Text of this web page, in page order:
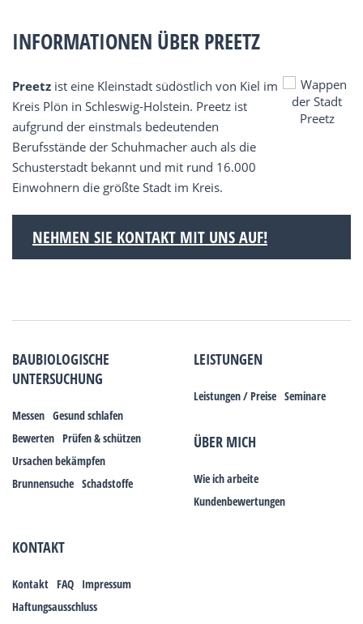
INFORMATIONEN ÜBER PREETZ
Preetz ist eine Kleinstadt südöstlich von Kiel im
Kreis Plön in Schleswig-Holstein. Preetz ist
aufgrund der einstmals bedeutenden
Berufsstände der Schuhmacher auch als die
Schusterstadt bekannt und mit rund 16.000
Einwohnern die größte Stadt im Kreis.
NEHMEN SIE KONTAKT MIT UNS AUF!
BAUBIOLOGISCHE
UNTERSUCHUNG
Messen Gesund schlafen
Bewerten Prüfen & schützen
Ursachen bekämpfen
Brunnensuche Schadstoffe
LEISTUNGEN
Leistungen / Preise Seminare
ÜBER MICH
Wie ich arbeite
Kundenbewertungen
KONTAKT
Kontakt FAQ Impressum
Haftungsausschluss